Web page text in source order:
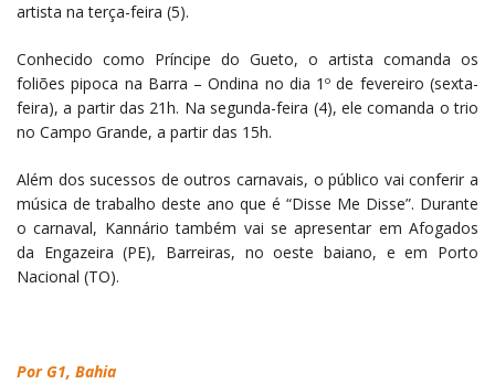
artista na terça-feira (5).
Conhecido como Príncipe do Gueto, o artista comanda os
foliões pipoca na Barra – Ondina no dia 1º de fevereiro (sexta-
feira), a partir das 21h. Na segunda-feira (4), ele comanda o trio
no Campo Grande, a partir das 15h.
Além dos sucessos de outros carnavais, o público vai conferir a
música de trabalho deste ano que é “Disse Me Disse”. Durante
o carnaval, Kannário também vai se apresentar em Afogados
da Engazeira (PE), Barreiras, no oeste baiano, e em Porto
Nacional (TO).
Por G1, Bahia